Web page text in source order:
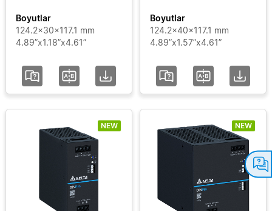
Boyutlar
124.2x30x117.1 mm
4.89”x1.18”x4.61”
Boyutlar
124.2x40x117.1 mm
4.89”x1.57”x4.61”
NEW NEW